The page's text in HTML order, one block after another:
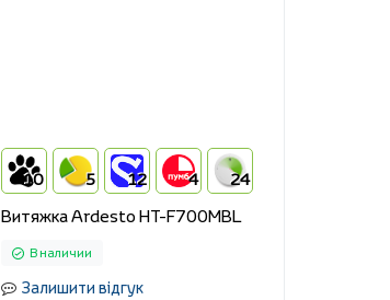
10 5 12 4 24
Витяжка Ardesto HT-F700MBL
В наличии
Залишити відгук